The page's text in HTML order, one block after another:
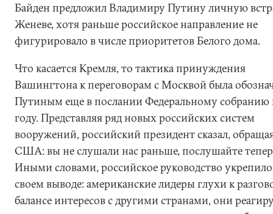
Байден предложил Владимиру Путину личную
Женеве, хотя раньше российское направление не
фигурировало в числе приоритетов Белого дома.
Что касается Кремля, то тактика принуждения
Вашингтона к переговорам с Москвой была
Путиным еще в послании Федеральному собранию
году. Представляя ряд новых российских систем
вооружений, российский президент сказал,
США: вы не слушали нас раньше, послушайте
Иными словами, российское руководство
своем выводе: американские лидеры глухи к
балансе интересов с другими странами, они